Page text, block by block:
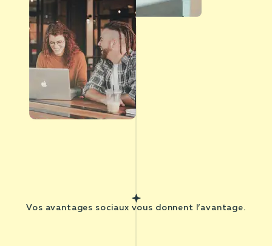
Vos avantages sociaux vous donnent l’avantage.